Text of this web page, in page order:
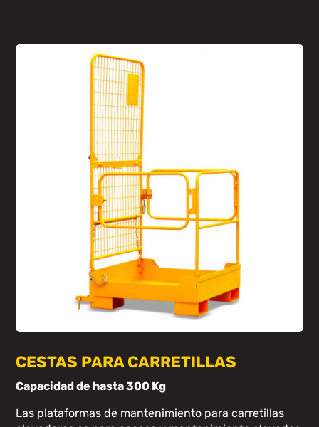
CESTAS PARA CARRETILLAS
Capacidad de hasta 300 Kg
Las plataformas de mantenimiento para carretillas